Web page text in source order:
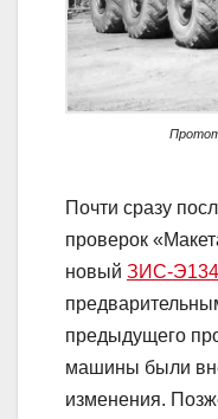
Почти сразу
проверок
новый ЗИС-
предыдущего
машины были
изменения.